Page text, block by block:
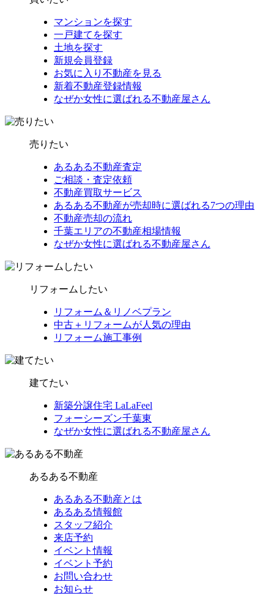
マンションを探す
一戸建てを探す
土地を探す
新規会員登録
お気に入り不動産を見る
新着不動産登録情報
なぜか女性に選ばれる不動産屋さん
売りたい
あるある不動産査定
ご相談・査定依頼
不動産買取サービス
あるある不動産が売却時に選ばれる7つの理由
不動産売却の流れ
千葉エリアの不動産相場情報
なぜか女性に選ばれる不動産屋さん
リフォームしたい
リフォーム＆リノベプラン
中古＋リフォームが人気の理由
リフォーム施工事例
建てたい
新築分譲住宅 LaLaFeel
フォーシーズン千葉東
なぜか女性に選ばれる不動産屋さん
あるある不動産
あるある不動産とは
あるある情報館
スタッフ紹介
来店予約
イベント情報
イベント予約
お問い合わせ
お知らせ